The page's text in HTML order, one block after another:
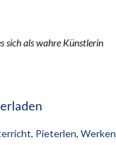
sich als wahre Künstlerin
, Pieterlen, Werken